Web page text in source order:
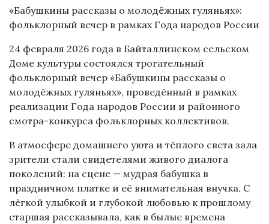
«Бабушкины рассказы о молодёжных гуляньях»:
фольклорный вечер в рамках Года народов России
24 февраля 2026 года в Байталлинском сельском
Доме культуры состоялся трогательный
фольклорный вечер «Бабушкины рассказы о
молодёжных гуляньях», проведённый в рамках
реализации Года народов России и районного
смотра-конкурса фольклорных коллективов.
В атмосфере домашнего уюта и тёплого света зала
зрители стали свидетелями живого диалога
поколений: на сцене — мудрая бабушка в
праздничном платке и её внимательная внучка. С
лёгкой улыбкой и глубокой любовью к прошлому
старшая рассказывала, как в былые времена